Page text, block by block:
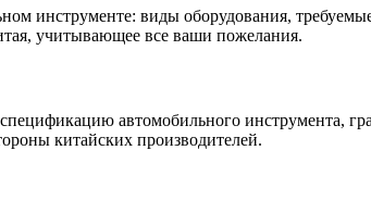
инструменте: виды оборудования,
учитывающее все ваши пожелания.
автомобильного инструмента,
китайских производителей.